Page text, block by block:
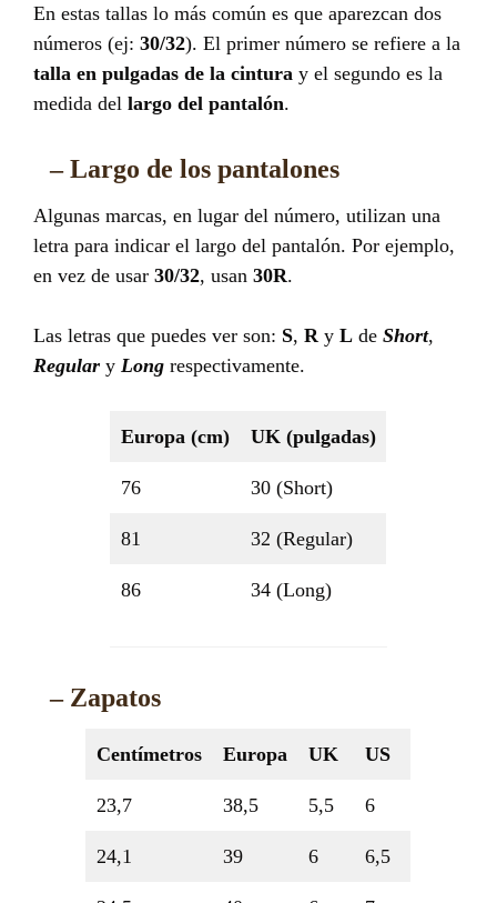
En estas tallas lo más común es que aparezcan dos
números (ej: 30/32). El primer número se refiere a la
talla en pulgadas de la cintura y el segundo es la
medida del largo del pantalón.
– Largo de los pantalones
Algunas marcas, en lugar del número, utilizan una
letra para indicar el largo del pantalón. Por ejemplo,
en vez de usar 30/32, usan 30R.
Las letras que puedes ver son: S, R y L de Short,
Regular y Long respectivamente.
Europa (cm) UK (pulgadas)
76 30 (Short)
81 32 (Regular)
86 34 (Long)
– Zapatos
Centímetros Europa UK US
23,7 38,5 5,5 6
24,1 39 6 6,5